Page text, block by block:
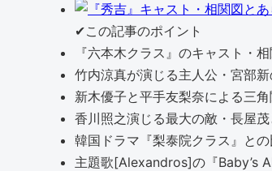
✔この記事のポイント
『六本木クラス』のキャスト・
竹内涼真が演じる主人公・宮部
新木優子と平手友梨奈による三
香川照之演じる最大の敵・長屋
韓国ドラマ『梨泰院クラス』と
主題歌[Alexandros]の『Baby’s